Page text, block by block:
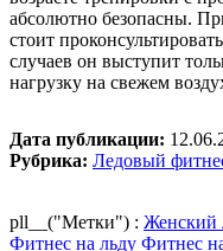
абсолютно безопасны.
стоит
случаев он выступит
нагрузку на свежем
Дата публикации:
Рубрика: Ледовый
pll__("Метки") : Женский
Фитнес на льду Фитнес